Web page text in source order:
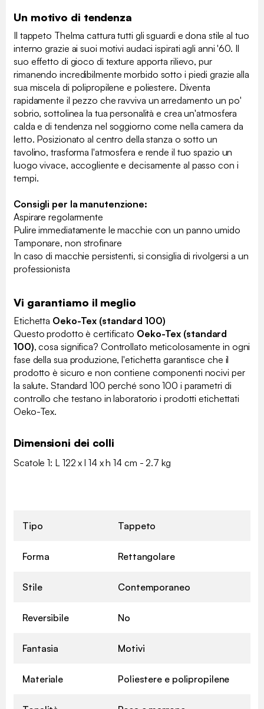
Un motivo di tendenza
Il tappeto Thelma cattura tutti gli sguardi e dona stile al tuo
interno grazie ai suoi motivi audaci ispirati agli anni '60. Il
suo effetto di gioco di texture apporta rilievo, pur
rimanendo incredibilmente morbido sotto i piedi grazie alla
sua miscela di polipropilene e poliestere. Diventa
rapidamente il pezzo che ravviva un arredamento un po'
sobrio, sottolinea la tua personalità e crea un'atmosfera
calda e di tendenza nel soggiorno come nella camera da
letto. Posizionato al centro della stanza o sotto un
tavolino, trasforma l'atmosfera e rende il tuo spazio un
luogo vivace, accogliente e decisamente al passo con i
tempi.
Consigli per la manutenzione:
Aspirare regolarmente
Pulire immediatamente le macchie con un panno umido
Tamponare, non strofinare
In caso di macchie persistenti, si consiglia di rivolgersi a un
professionista
Vi garantiamo il meglio
Etichetta Oeko-Tex (standard 100)
Questo prodotto è certificato Oeko-Tex (standard
100), cosa significa? Controllato meticolosamente in ogni
fase della sua produzione, l'etichetta garantisce che il
prodotto è sicuro e non contiene componenti nocivi per
la salute. Standard 100 perché sono 100 i parametri di
controllo che testano in laboratorio i prodotti etichettati
Oeko-Tex.
Dimensioni dei colli
Scatole 1: L 122 x l 14 x h 14 cm - 2.7 kg
Tipo Tappeto
Forma Rettangolare
Stile Contemporaneo
Reversibile No
Fantasia Motivi
Materiale Poliestere e polipropilene